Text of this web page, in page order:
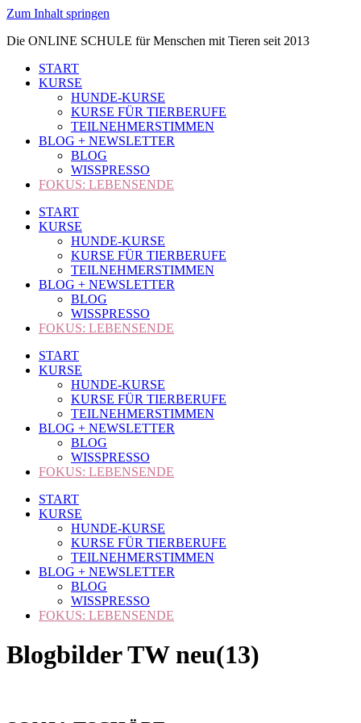
Zum Inhalt springen
Die ONLINE SCHULE für Menschen mit Tieren seit 2013
START
KURSE
HUNDE-KURSE
KURSE FÜR TIERBERUFE
TEILNEHMERSTIMMEN
BLOG + NEWSLETTER
BLOG
WISSPRESSO
FOKUS: LEBENSENDE
START
KURSE
HUNDE-KURSE
KURSE FÜR TIERBERUFE
TEILNEHMERSTIMMEN
BLOG + NEWSLETTER
BLOG
WISSPRESSO
FOKUS: LEBENSENDE
START
KURSE
HUNDE-KURSE
KURSE FÜR TIERBERUFE
TEILNEHMERSTIMMEN
BLOG + NEWSLETTER
BLOG
WISSPRESSO
FOKUS: LEBENSENDE
START
KURSE
HUNDE-KURSE
KURSE FÜR TIERBERUFE
TEILNEHMERSTIMMEN
BLOG + NEWSLETTER
BLOG
WISSPRESSO
FOKUS: LEBENSENDE
Blogbilder TW neu(13)